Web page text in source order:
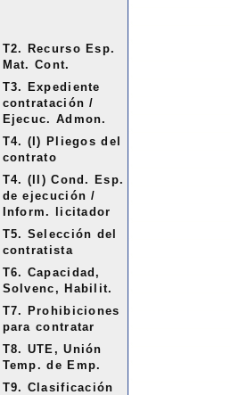
T2. Recurso Esp.
Mat. Cont.
T3. Expediente
contratación /
Ejecuc. Admon.
T4. (I) Pliegos del
contrato
T4. (II) Cond. Esp.
de ejecución /
Inform. licitador
T5. Selección del
contratista
T6. Capacidad,
Solvenc, Habilit.
T7. Prohibiciones
para contratar
T8. UTE, Unión
Temp. de Emp.
T9. Clasificación